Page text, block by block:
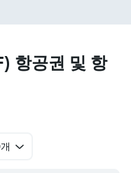
항공권 및 항